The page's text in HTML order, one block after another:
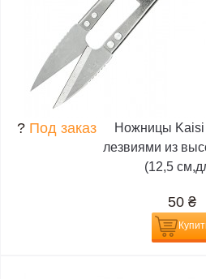
? Под заказ
Ножницы
лезвиями из
(12,5
50 ₴